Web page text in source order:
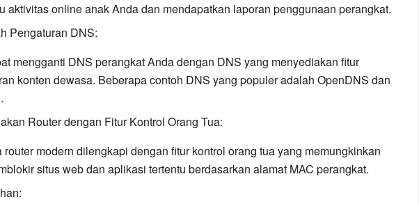
aktivitas online anak Anda dan mendapatkan laporan penggunaan perangkat.
Pengaturan DNS:
mengganti DNS perangkat Anda dengan DNS yang menyediakan fitur
konten dewasa. Beberapa contoh DNS yang populer adalah OpenDNS dan
Router dengan Fitur Kontrol Orang Tua:
router modern dilengkapi dengan fitur kontrol orang tua yang memungkinkan
situs web dan aplikasi tertentu berdasarkan alamat MAC perangkat.